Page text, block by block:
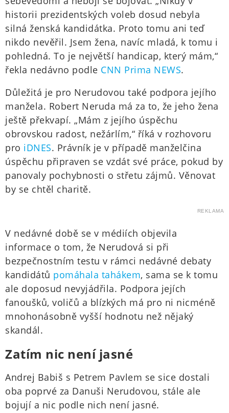
historii prezidentských voleb dosud nebyla
silná ženská kandidátka. Proto tomu ani teď
nikdo nevěřil. Jsem žena, navíc mladá, k tomu i
pohledná. To je největší handicap, který mám,“
řekla nedávno podle CNN Prima NEWS.
Důležitá je pro Nerudovou také podpora jejího
manžela. Robert Neruda má za to, že jeho žena
ještě překvapí. „Mám z jejího úspěchu
obrovskou radost, nežárlím,“ říká v rozhovoru
pro iDNES. Právník je v případě manželčina
úspěchu připraven se vzdát své práce, pokud by
panovaly pochybnosti o střetu zájmů. Věnovat
by se chtěl charitě.
REKLAMA
V nedávné době se v médiích objevila
informace o tom, že Nerudová si při
bezpečnostním testu v rámci nedávné debaty
kandidátů pomáhala tahákem, sama se k tomu
ale doposud nevyjádřila. Podpora jejích
fanoušků, voličů a blízkých má pro ni nicméně
mnohonásobně vyšší hodnotu než nějaký
skandál.
Zatím nic není jasné
Andrej Babiš s Petrem Pavlem se sice dostali
oba poprvé za Danuši Nerudovou, stále ale
bojují a nic podle nich není jasné.